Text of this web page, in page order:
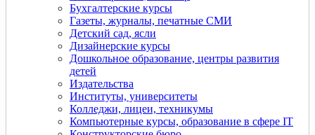
Бухгалтерские курсы
Газеты, журналы, печатные СМИ
Детский сад, ясли
Дизайнерские курсы
Дошкольное образование, центры развития
детей
Издательства
Институты, университеты
Колледжи, лицеи, техникумы
Компьютерные курсы, образование в сфере IT